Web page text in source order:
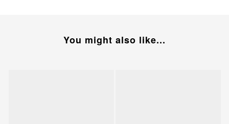
You might also like...